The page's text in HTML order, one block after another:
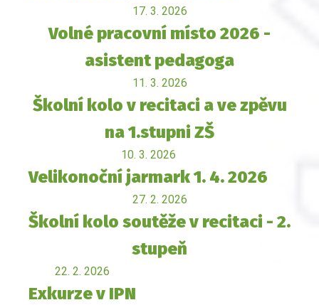
17. 3. 2026
Volné pracovní místo 2026 -
asistent pedagoga
11. 3. 2026
Školní kolo v recitaci a ve zpěvu
na 1.stupni ZŠ
10. 3. 2026
Velikonoční jarmark 1. 4. 2026
27. 2. 2026
Školní kolo soutěže v recitaci - 2.
stupeň
22. 2. 2026
Exkurze v IPN